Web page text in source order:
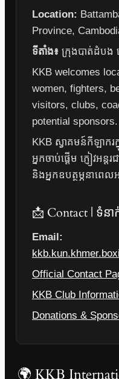
Location:
Province,
ទីតាំង៖ ក្រុងបាត់ដំបង
KKB welcomes
women, fighters,
visitors, clubs,
potential sponsors.
KKB ស្វាគមន៍កីឡាករ
អ្នកចាប់ផ្តើម ភ្ញៀវអន្ត
និងអ្នកឧបត្ថម្ភនាពេ
📩 Contact | ទំន
Email:
Official Contact
KKB Club
Donations &
🌍 KKB